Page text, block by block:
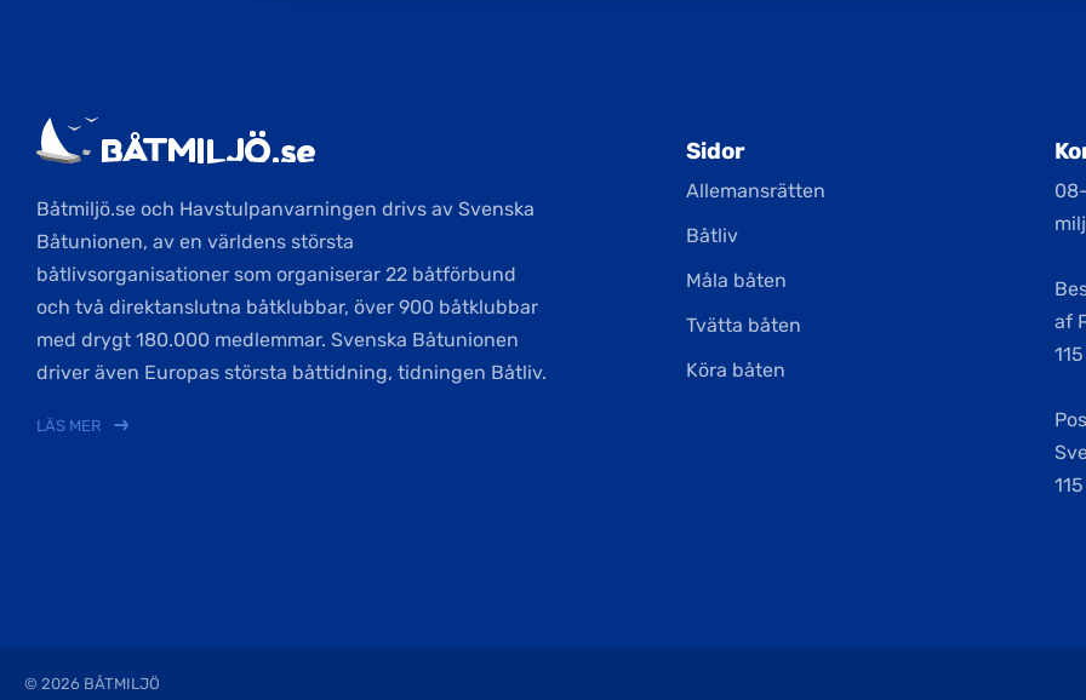
Båtmiljö.se och Havstulpanvarningen drivs av Svenska
Båtunionen, av en världens största
båtlivsorganisationer som organiserar 22 båtförbund
och två direktanslutna båtklubbar, över 900 båtklubbar
med drygt 180.000 medlemmar. Svenska Båtunionen
driver även Europas största båttidning, tidningen Båtliv.
LÄS MER
Sidor
Allemansrätten
Båtliv
Måla båten
Tvätta båten
Köra båten
af
© 2026 BÅTMILJÖ